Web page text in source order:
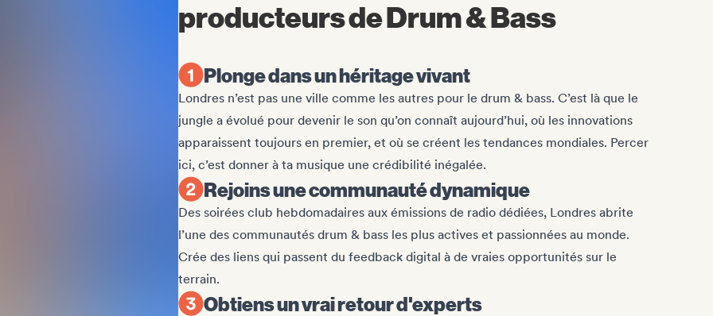
producteurs de Drum & Bass
Plonge dans un héritage vivant
Londres n’est pas une ville comme les autres pour le drum & bass. C’est là que le
jungle a évolué pour devenir le son qu’on connaît aujourd’hui, où les innovations
apparaissent toujours en premier, et où se créent les tendances mondiales. Percer
ici, c’est donner à ta musique une crédibilité inégalée.
Rejoins une communauté dynamique
Des soirées club hebdomadaires aux émissions de radio dédiées, Londres abrite
l’une des communautés drum & bass les plus actives et passionnées au monde.
Crée des liens qui passent du feedback digital à de vraies opportunités sur le
terrain.
Obtiens un vrai retour d'experts